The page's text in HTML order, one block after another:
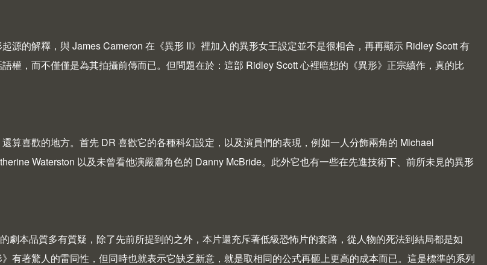
源的解釋，與 James Cameron 在《異形 II》裡加入的異形女王設定並不是很相合，再再顯示 Ridley Scott 有
權，而不僅僅是為其拍攝前傳而已。但問題在於：這部 Ridley Scott 心裡暗想的《異形》正宗續作，真的比
算喜歡的地方。首先 DR 喜歡它的各種科幻設定，以及演員們的表現，例如一人分飾兩角的 Michael
Waterston 以及未曾看他演嚴肅角色的 Danny McBride。此外它也有一些在先進技術下、前所未見的異形
劇本品質多有質疑，除了先前所提到的之外，本片還充斥著低級恐怖片的套路，從人物的死法到結局都是如
有著驚人的雷同性，但同時也就表示它缺乏新意，就是取相同的公式再砸上更高的成本而已。這是標準的系列